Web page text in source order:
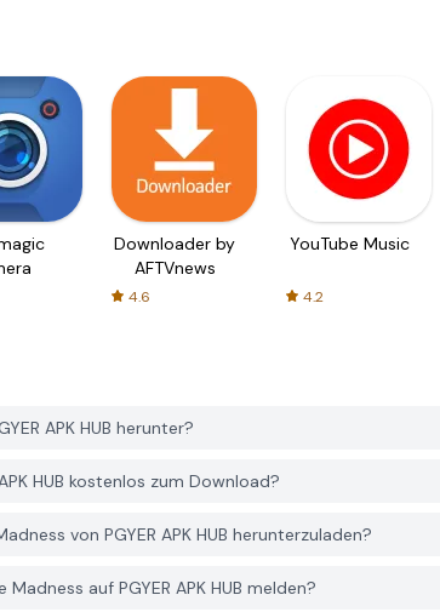
Downloader by
AFTVnews
4.6
YouTube Music
4.2
APK HUB herunter?
HUB kostenlos zum Download?
von PGYER APK HUB herunterzuladen?
auf PGYER APK HUB melden?